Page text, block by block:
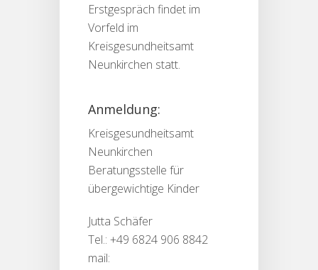
Erstgespräch findet im
Vorfeld im
Kreisgesundheitsamt
Neunkirchen statt.
Anmeldung:
Kreisgesundheitsamt
Neunkirchen
Beratungsstelle für
übergewichtige Kinder
Jutta Schäfer
Tel.: +49 6824 906 8842
mail: